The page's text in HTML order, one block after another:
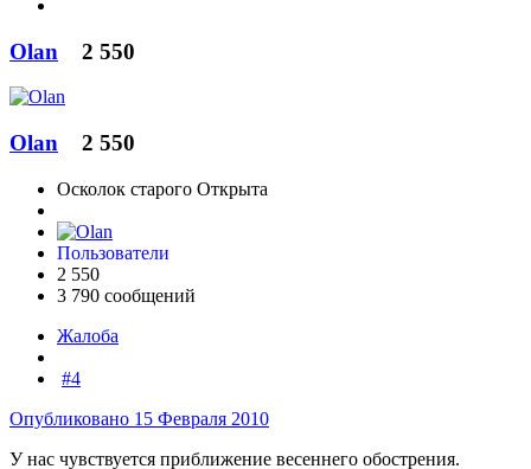
Olan 2 550
Olan 2 550
Осколок старого Открыта
Пользователи
2 550
3 790 сообщений
Жалоба
#4
Опубликовано 15 Февраля 2010
У нас чувствуется приближение весеннего обострения.